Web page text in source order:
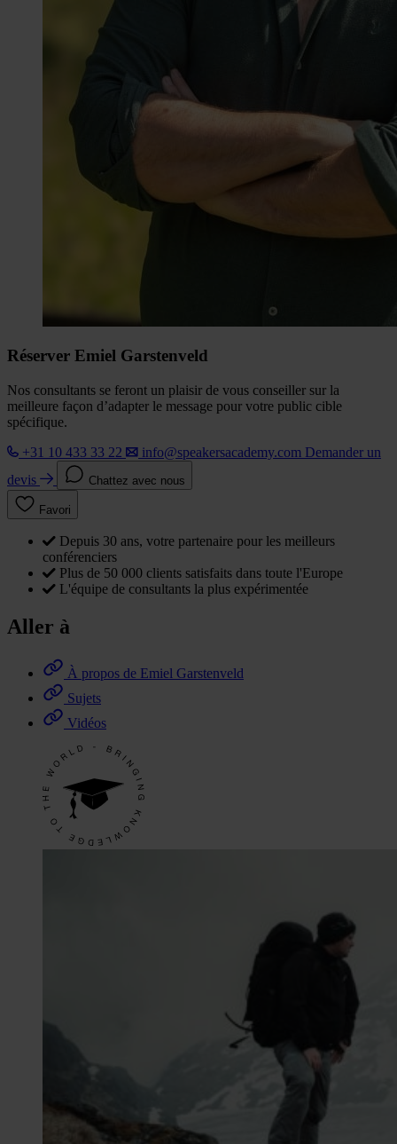
Réserver Emiel Garstenveld
Nos consultants se feront un plaisir de vous conseiller sur la
meilleure façon d’adapter le message pour votre public cible
spécifique.
+31 10 433 33 22
info@speakersacademy.com Demander un
devis
Chattez avec nous
Favori
Depuis 30 ans, votre partenaire pour les meilleurs
conférenciers
Plus de 50 000 clients satisfaits dans toute l'Europe
L'équipe de consultants la plus expérimentée
Aller à
À propos de Emiel Garstenveld
Sujets
Vidéos